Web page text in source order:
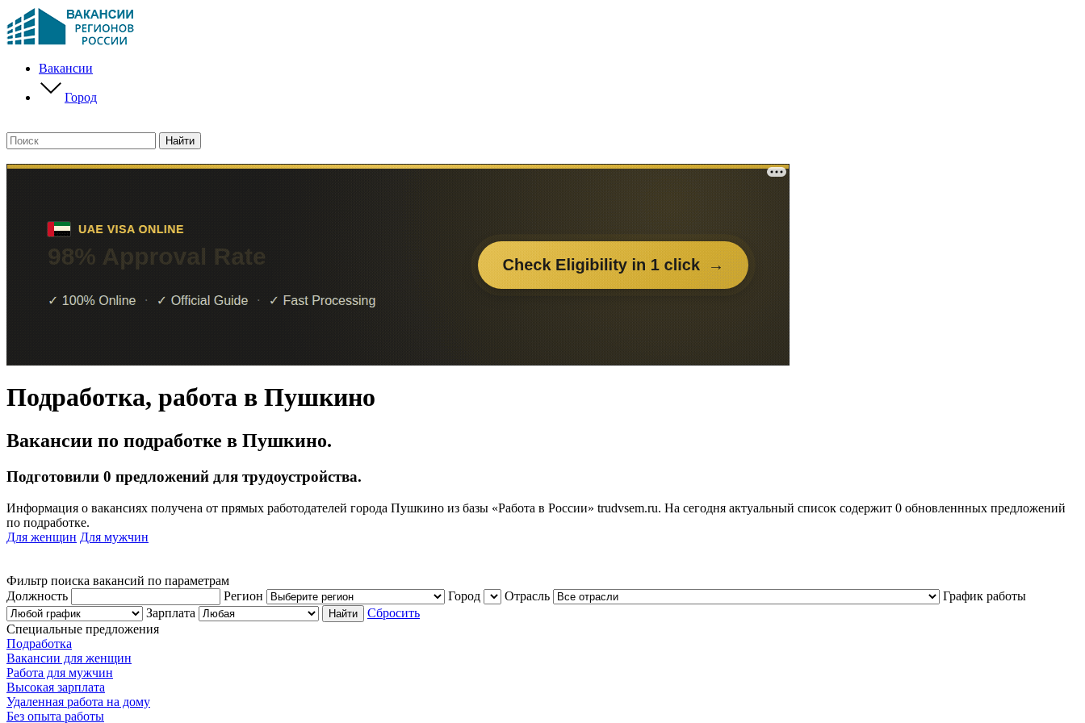
Вакансии
Город
Подработка, работа в Пушкино
Вакансии по подработке в Пушкино.
Подготовили 0 предложений для трудоустройства.
Информация о вакансиях получена от прямых работодателей города Пушкино из базы «Работа в России» trudvsem.ru. На сегодня актуальный список содержит 0 обновленнных предложений
по подработке.
Для женщин Для мужчин
Фильтр поиска вакансий по параметрам
Должность
Регион Город Отрасль
График работы
Зарплата
Сбросить
Специальные предложения
Подработка
Вакансии для женщин
Работа для мужчин
Высокая зарплата
Удаленная работа на дому
Без опыта работы